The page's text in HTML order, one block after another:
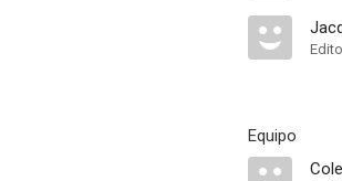
Equipo